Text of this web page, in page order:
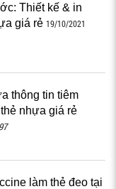
Thiết kế & in
giá rẻ 19/10/2021
thông tin tiêm
nhựa giá rẻ
làm thẻ đeo tại